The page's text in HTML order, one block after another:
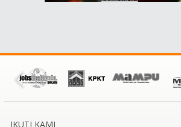
IKUTI KAMI